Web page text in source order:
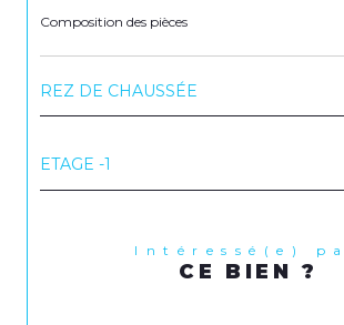
Composition des pièces
REZ DE CHAUSSÉE
ETAGE -1
Intéressé(e)
CE BIEN ?